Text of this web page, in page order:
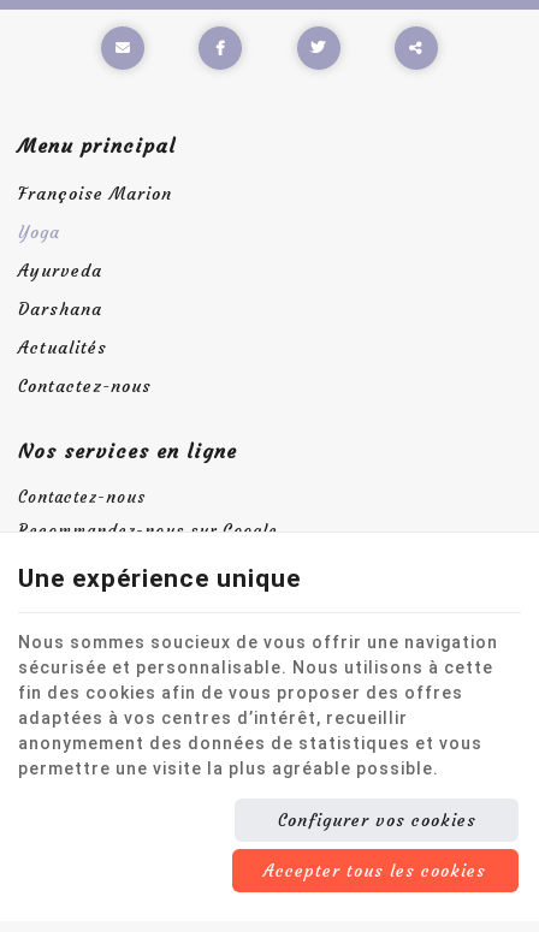
Menu principal
Françoise Marion
Yoga
Ayurveda
Darshana
Actualités
Contactez-nous
Nos services en ligne
Contactez-nous
Recommandez-nous sur Google
Rejoignez-nous
Ce site internet utilise des cookies pour améliorer l'expérience
Vie privée|Cookies
web
Conditions d’utilisation du site web et protection des données
Une expérience unique
Nous sommes soucieux de vous offrir une navigation
sécurisée et personnalisable. Nous utilisons à cette
fin des cookies afin de vous proposer des offres
adaptées à vos centres d’intérêt, recueillir
anonymement des données de statistiques et vous
permettre une visite la plus agréable possible.
Configurer vos cookies
Accepter tous les cookies